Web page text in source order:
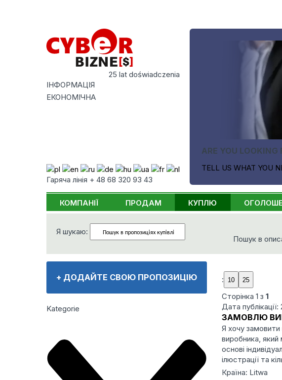
25 lat doświadczenia
ІНФОРМАЦІЯ
ЕКОНОМІЧНА
Гаряча лінія + 48 68 320 93 43
ARE YOU LOOKING
TELL US WHAT YOU
КОМПАНІЇ ПРОДАМ КУПЛЮ
Я шукаю:
Пошук в
+ ДОДАЙТЕ СВОЮ ПРОПОЗИЦІЮ
Kategorie
:
Сторінка1 з1
Дата
ЗАМОВЛЮ
Я хочу
виробника,
основі
ілюстрації та
Країна: Litwa